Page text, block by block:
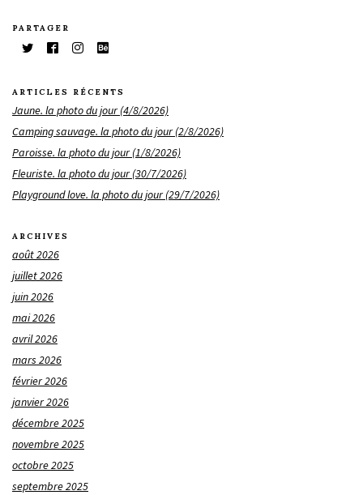
PARTAGER
ARTICLES RÉCENTS
Jaune. la photo du jour (4/8/2026)
Camping sauvage. la photo du jour (2/8/2026)
Paroisse. la photo du jour (1/8/2026)
Fleuriste. la photo du jour (30/7/2026)
Playground love. la photo du jour (29/7/2026)
ARCHIVES
août 2026
juillet 2026
juin 2026
mai 2026
avril 2026
mars 2026
février 2026
janvier 2026
décembre 2025
novembre 2025
octobre 2025
septembre 2025